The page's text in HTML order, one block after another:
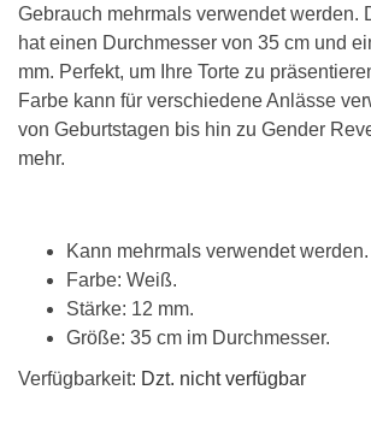
Gebrauch mehrmals verwendet werden.
hat einen Durchmesser von 35 cm und
mm. Perfekt, um Ihre Torte zu
Farbe kann für verschiedene Anlässe
von Geburtstagen bis hin zu Gender
mehr.
Kann mehrmals verwendet werden.
Farbe: Weiß.
Stärke: 12 mm.
Größe: 35 cm im Durchmesser.
Verfügbarkeit: Dzt. nicht verfügbar